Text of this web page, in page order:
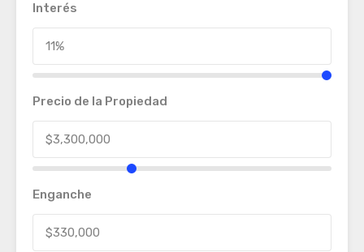
Interés
Precio de la Propiedad
Enganche